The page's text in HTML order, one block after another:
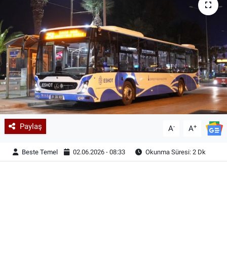
Paylaş A- A+
Beste Temel 02.06.2026 - 08:33 Okunma Süresi: 2 Dk